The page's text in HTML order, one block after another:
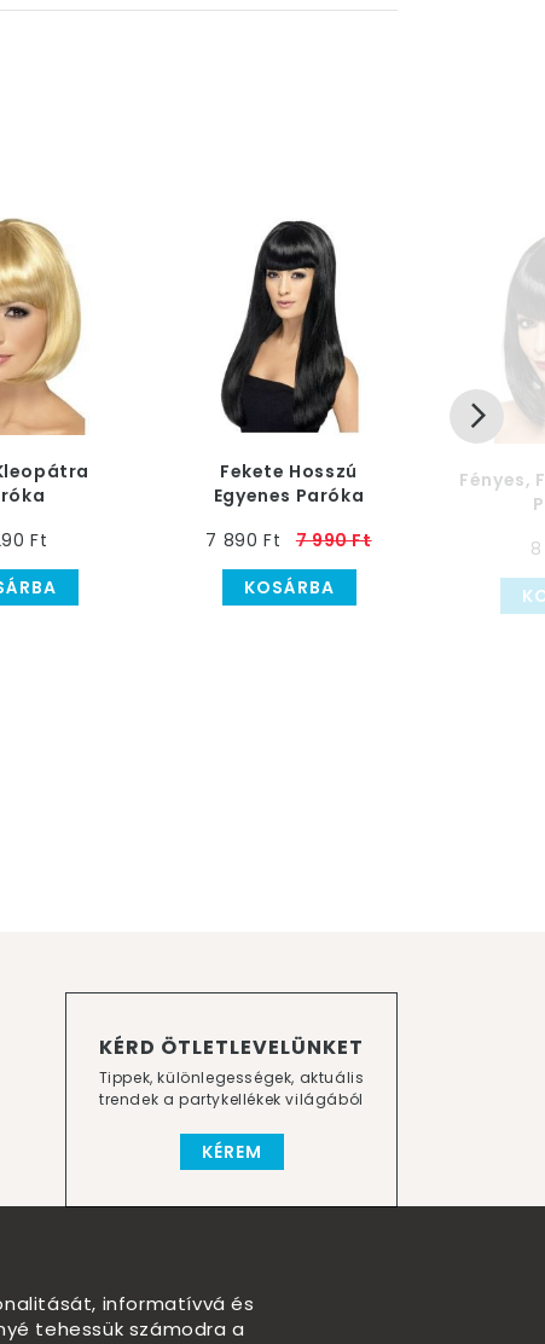
Ft
Fekete Hosszú
Egyenes Paróka
7 890 Ft
7 990 Ft
KOSÁRBA
Fényes,
KÉRD ÖTLETLEVELÜNKET
Tippek, különlegességek, aktuális
trendek a partykellékek világából
KÉREM
informatívvá és
tehessük számodra a